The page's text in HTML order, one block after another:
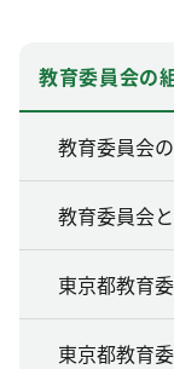
教育委員会の
教育委員会
教育委員会
東京都教育
東京都教育